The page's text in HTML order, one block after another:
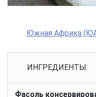
Южная Африка
ИНГРЕДИЕНТЫ:
Фасоль